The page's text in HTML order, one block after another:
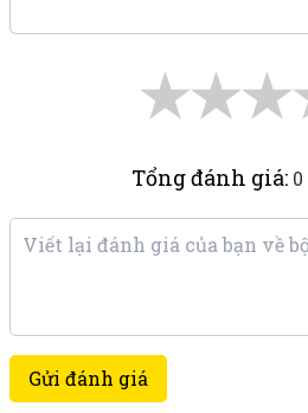
★
★
★
Tổng đánh giá:
Gửi đánh giá